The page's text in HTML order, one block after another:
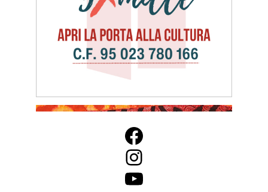
Facebook
Instagram
YouTube